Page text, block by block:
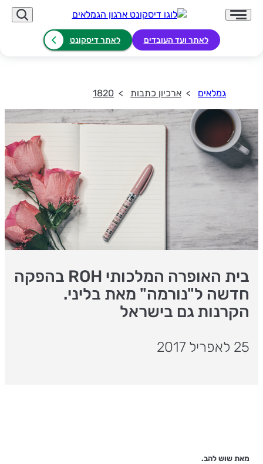
לאתר ועד העובדים לאתר דיסקונט
גמלאים ארכיון כתבות 1820
בית האופרה המלכותי ROH בהפקה
חדשה ל"נורמה" מאת בליני.
הקרנות גם בישראל
25 לאפריל 2017
מאת שוש להב.